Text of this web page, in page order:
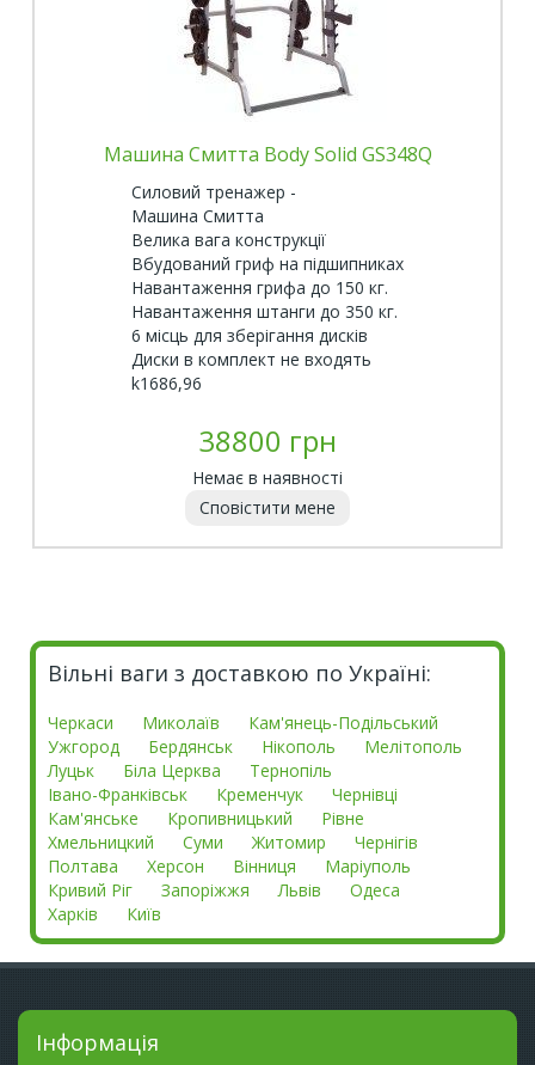
Машина Смитта Body Solid GS348Q
Силовий тренажер -
Машина Смитта
Велика вага конструкції
Вбудований гриф на підшипниках
Навантаження грифа до 150 кг.
Навантаження штанги до 350 кг.
6 місць для зберігання дисків
Диски в комплект не входять
k1686,96
38800 грн
Немає в наявності
Сповістити мене
Вільні ваги з доставкою по Україні:
Черкаси Миколаїв
Кам'янець-Подільський
Ужгород
Бердянськ Нікополь
Мелітополь
Луцьк
Біла Церква
Тернопіль
Івано-Франківськ
Кременчук
Чернівці
Кам'янське
Кропивницький
Рівне
Хмельницкий
Суми Житомир
Чернігів
Полтава
Херсон Вінниця
Маріуполь
Кривий Ріг
Запоріжжя Львів
Одеса
Харків
Київ
Інформація